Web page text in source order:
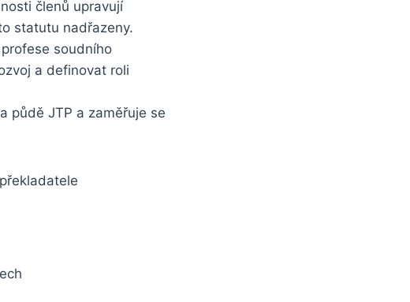
členů upravují
statutu nadřazeny.
soudního
a definovat roli
půdě JTP a zaměřuje se